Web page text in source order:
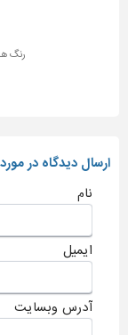
رنگ
ارسال دیدگاه در
نام
ایمیل
آدرس وبسایت